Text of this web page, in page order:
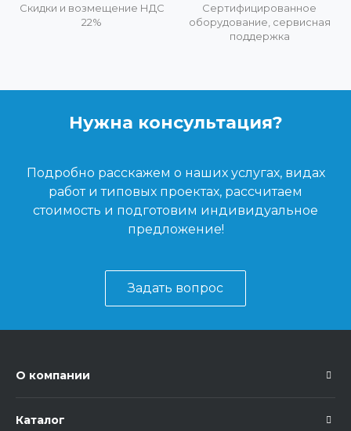
Скидки и возмещение НДС
22%
Сертифицированное
оборудование, сервисная
поддержка
Нужна консультация?
Подробно расскажем о наших услугах, видах
работ и типовых проектах, рассчитаем
стоимость и подготовим индивидуальное
предложение!
Задать вопрос
О компании
Каталог